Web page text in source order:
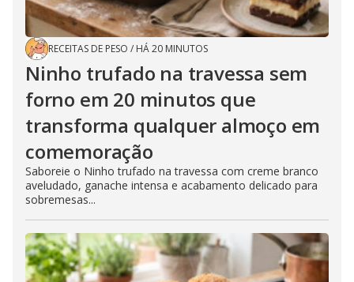
RECEITAS DE PESO / HÁ 20 MINUTOS
Ninho trufado na travessa sem
forno em 20 minutos que
transforma qualquer almoço em
comemoração
Saboreie o Ninho trufado na travessa com creme branco
aveludado, ganache intensa e acabamento delicado para
sobremesas...